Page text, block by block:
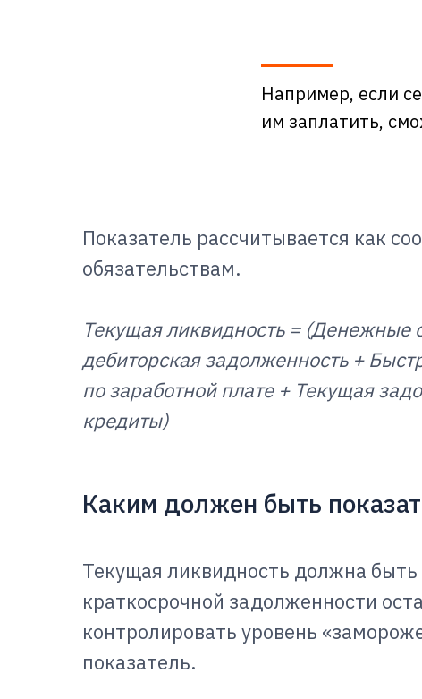
Например, если
им заплатить,
Показатель рассчитывается как
обязательствам.
Текущая ликвидность = (Денежные
дебиторская задолженность +
по заработной плате + Текущая
кредиты)
Каким должен быть
Текущая ликвидность должна быть
краткосрочной задолженности
контролировать уровень
показатель.